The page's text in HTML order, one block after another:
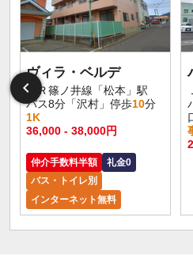
ヴィラ・ベルデ
ＪＲ篠ノ井線「松本」駅
バス8分「沢村」停歩10分
1K
36,000 - 38,000円
仲介手数料半額
礼金0
バス・トイレ別
インターネット無料